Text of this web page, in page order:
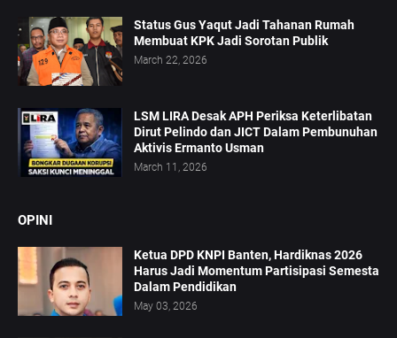
Status Gus Yaqut Jadi Tahanan Rumah
Membuat KPK Jadi Sorotan Publik
March 22, 2026
LSM LIRA Desak APH Periksa Keterlibatan
Dirut Pelindo dan JICT Dalam Pembunuhan
Aktivis Ermanto Usman
March 11, 2026
OPINI
Ketua DPD KNPI Banten, Hardiknas 2026
Harus Jadi Momentum Partisipasi Semesta
Dalam Pendidikan
May 03, 2026